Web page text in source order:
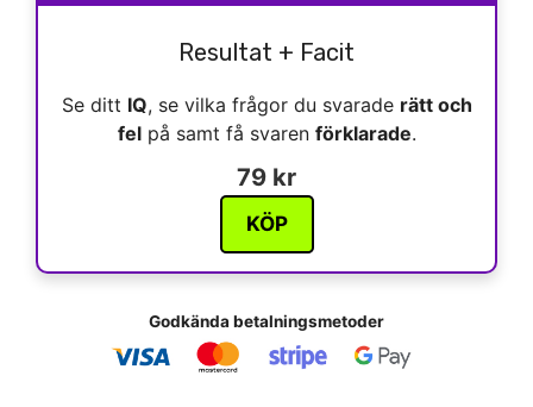
Resultat + Facit
Se ditt IQ, se vilka frågor du svarade rätt och
felpå samt få svaren förklarade.
79 kr
KÖP
Godkända betalningsmetoder